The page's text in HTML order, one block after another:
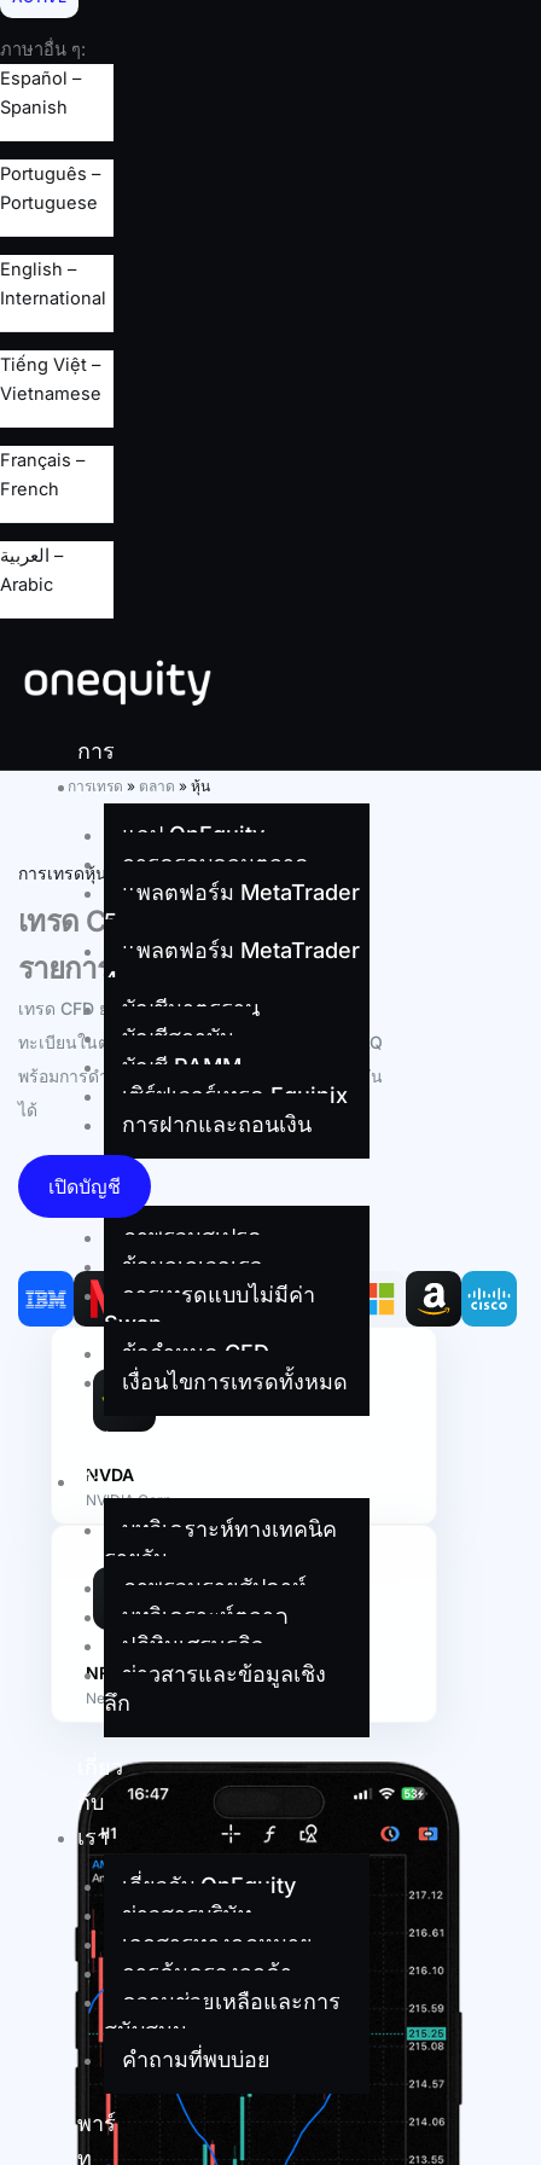
ภาษาอื่น ๆ:
Español –
Spanish
Português –
Portuguese
English –
International
Tiếng Việt –
Vietnamese
Français –
French
العربية –
Arabic
การ
เทรด
แอป OnEquity
การครอบคลุมตลาด
แพลตฟอร์ม MetaTrader
5
แพลตฟอร์ม MetaTrader
4
บัญชีมาตรฐาน
บัญชีสถาบัน
บัญชี PAMM
เซิร์ฟเวอร์เทรด Equinix
การฝากและถอนเงิน
เงื่อนไข
ภาพรวมสเปรด
ข้อมูลเลเวอเรจ
การเทรดแบบไม่มีค่า
Swap
ข้อกำหนด CFD
เงื่อนไขการเทรดทั้งหมด
มือ
บทวิเคราะห์ทางเทคนิค
รายวัน
ภาพรวมรายสัปดาห์
บทวิเคราะห์ตลาด
ปฏิทินเศรษฐกิจ
ข่าวสารและข้อมูลเชิง
ลึก
เกี่ยว
กับ
เรา
เกี่ยวกับ OnEquity
ข่าวสารบริษัท
เอกสารทางกฎหมาย
การคุ้มครองลูกค้า
ความช่วยเหลือและการ
สนับสนุน
คำถามที่พบบ่อย
พาร์
ท
การเทรด » ตลาด » หุ้น
การเทรดหุ้น
เทรด CFD หุ้นมากกว่า 250
รายการ
เทรด CFD ยอดนิยมหลายร้อยรายการบนหุ้นที่จด
ทะเบียนในตลาด NYSE, Euronext และ NASDAQ
พร้อมการดำเนินคำสั่งที่รวดเร็วและราคาที่แข่งขัน
ได้
เปิดบัญชี
NVDA
NVIDIA Corp
NFLX
Netflix Inc